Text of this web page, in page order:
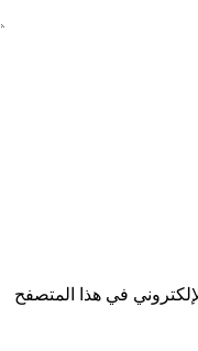
في هذا المتصفح